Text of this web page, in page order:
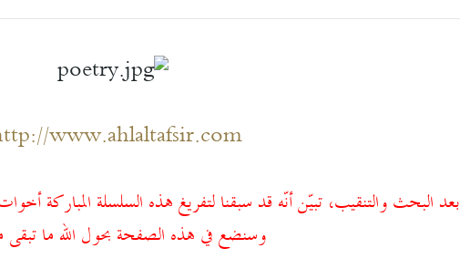
www.ahlaltafsir.com/
بعد البحث والتنقيب، تبيّن أنّه قد سبقنا لتفريغ هذه السلسلة المباركة
وسنضع في هذه الصفحة بحول الله ما